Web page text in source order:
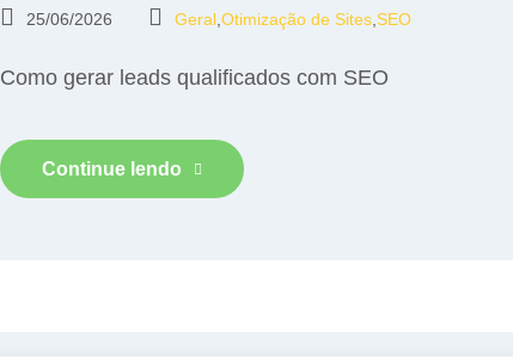
25/06/2026 Geral Otimização de Sites SEO
Como gerar leads qualificados com SEO
Continue lendo